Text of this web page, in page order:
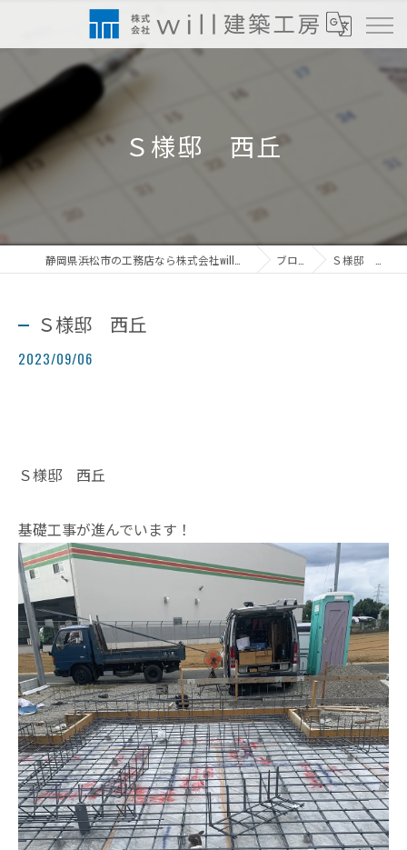
Ｓ様邸 西丘
ブログ Ｓ様邸 西丘
Ｓ様邸 西丘
2023/09/06
Ｓ様邸 西丘
基礎工事が進んでいます！